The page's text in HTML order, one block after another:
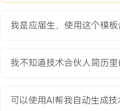
邻算法优化方案，调整索引参数
XXX秒降低至XXX毫秒。
行裁剪、量化与微调，在保证问
降低XX%，使得产品可部署于客
SLA与告警规则；编写API契约测
始的X%提升至XX%。
我是应届生，使用这个模板
我不知道技术合伙人简历
可以使用AI帮我自动生成技